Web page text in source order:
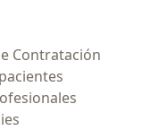
Contratación